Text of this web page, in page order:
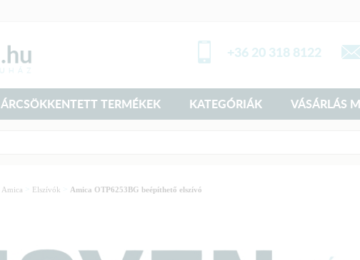
+36 20 318 8122
ÁRCSÖKKENTETT TERMÉKEK KATEGÓRIÁK VÁSÁRLÁS
Amica Elszívók Amica OTP6253BG beépíthető elszívó